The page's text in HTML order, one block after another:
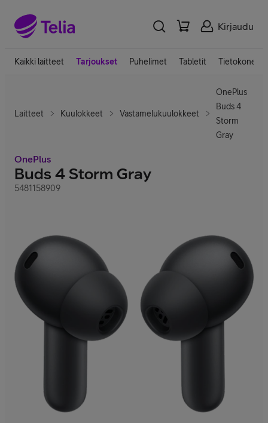
Kirjaudu
Kaikki laitteet Tarjoukset Puhelimet Tabletit Tietokoneet
Laitteet Kuulokkeet Vastamelukuulokkeet
OnePlus
Buds 4
Storm
Gray
OnePlus
Buds 4 Storm Gray
5481158909